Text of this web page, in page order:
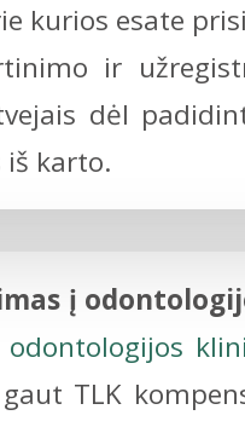
kurios esate
ir
dėl
karto.
į
odontologijos
TLK